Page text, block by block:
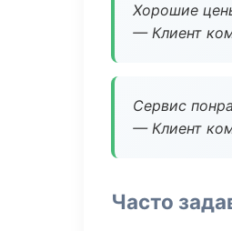
Хорошие
— Клиент
Сервис
— Клиент
Часто